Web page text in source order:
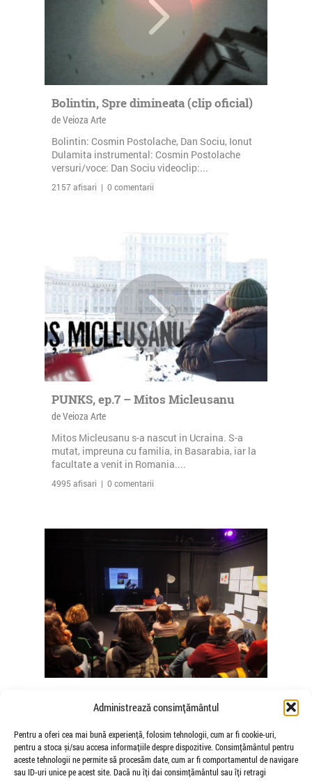
Administrează consimțământul
Pentru a oferi cea mai bună experiență, folosim tehnologii, cum ar fi cookie-uri,
pentru a stoca și/sau accesa informațiile despre dispozitive. Consimțământul pentru
aceste tehnologii ne permite să procesăm date, cum ar fi comportamentul de navigare
sau ID-uri unice pe acest site. Dacă nu îți dai consimțământul sau îți retragi
Bolintin, Spre dimineata (clip oficial)
de Veioza Arte
Bolintin: Cosmin Postolache, Dan Sociu, Ionut
Dulamita instrumental: Cosmin Postolache
versuri/voce: Dan Sociu videoclip:...
2157 afisari | 0 comentarii
PUNKS, ep.7 – Mitos Micleusanu
de Veioza Arte
Mitos Micleusanu s-a nascut in Ucraina. S-a
mutat, impreuna cu familia, in Basarabia, iar la
facultate a venit in Romania....
4995 afisari | 0 comentarii
Somatice susținute de coregrafele
Mădălina Dan și Valentina De Piante
Niculae
de Veioza Arte